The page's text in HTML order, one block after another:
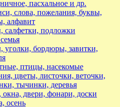
пасхальное и др.
слова, пожелания, буквы,
алфавит
салфетки, подложки
уголки, бордюры, завитки,
птицы, насекомые
цветы, листочки, веточки,
тычинки, деревья
окна, двери, фонари, доски
осень